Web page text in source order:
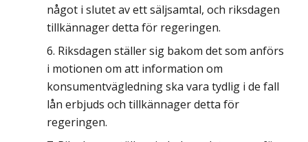
något i slutet av ett säljsamtal, och riksdagen
tillkännager detta för regeringen.
Riksdagen ställer sig bakom det som anförs
i motionen om att information om
konsumentvägledning ska vara tydlig i de fall
lån erbjuds och tillkännager detta för
regeringen.